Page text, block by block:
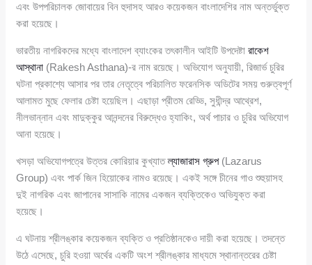
এবং উপপরিচালক জোবায়ের বিন হুদাসহ আরও কয়েকজন বাংলাদেশির নাম অন্তর্ভুক্ত
করা হয়েছে।
ভারতীয় নাগরিকদের মধ্যে বাংলাদেশ ব্যাংকের তৎকালীন আইটি উপদেষ্টারাকেশ
আস্থানা (Rakesh Asthana)-র নাম রয়েছে। অভিযোগ অনুযায়ী, রিজার্ভ চুরির
ঘটনা প্রকাশ্যে আসার পর তার নেতৃত্বে পরিচালিত ফরেনসিক অডিটের সময় গুরুত্বপূর্ণ
আলামত মুছে ফেলার চেষ্টা হয়েছিল। এছাড়া প্রীতম রেড্ডি, সুধীন্দ্র আথ্রেশ,
নীলভান্নান এবং মাদুক্কুর আনন্দনের বিরুদ্ধেও হ্যাকিং, অর্থ পাচার ও চুরির অভিযোগ
আনা হয়েছে।
খসড়া অভিযোগপত্রে উত্তর কোরিয়ার কুখ্যাতল্যাজারাস গ্রুপ(Lazarus
Group) এবং পার্ক জিন হিয়োকের নামও রয়েছে। একই সঙ্গে চীনের গাও শুহুয়াসহ
দুই নাগরিক এবং জাপানের সাসাকি নামের একজন ব্যক্তিকেও অভিযুক্ত করা
হয়েছে।
এ ঘটনায় শ্রীলঙ্কার কয়েকজন ব্যক্তি ও প্রতিষ্ঠানকেও দায়ী করা হয়েছে। তদন্তে
উঠে এসেছে, চুরি হওয়া অর্থের একটি অংশ শ্রীলঙ্কার মাধ্যমে স্থানান্তরের চেষ্টা